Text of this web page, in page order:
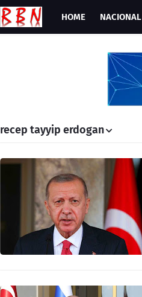
HOME NACIONAL
recep tayyip erdogan